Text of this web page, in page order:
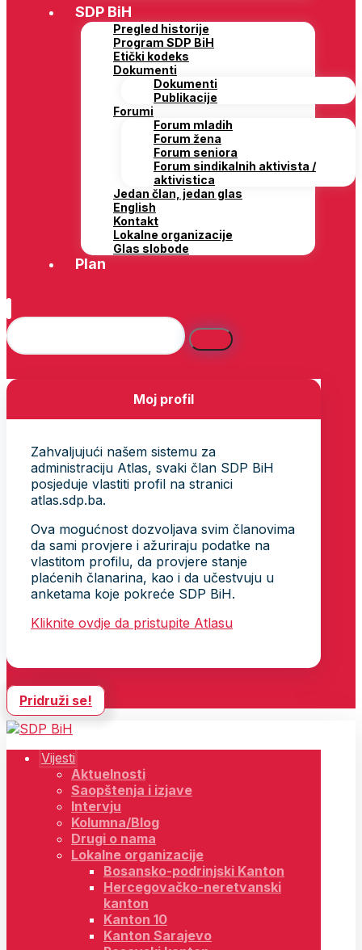
SDP BiH
Pregled historije
Program SDP BiH
Etički kodeks
Dokumenti
Dokumenti
Publikacije
Forumi
Forum mladih
Forum žena
Forum seniora
Forum sindikalnih aktivista /
aktivistica
Jedan član, jedan glas
English
Kontakt
Lokalne organizacije
Glas slobode
Plan
Moj profil
Zahvaljujući našem sistemu za
administraciju Atlas, svaki član SDP BiH
posjeduje vlastiti profil na stranici
atlas.sdp.ba.
Ova mogućnost dozvoljava svim članovima
da sami provjere i ažuriraju podatke na
vlastitom profilu, da provjere stanje
plaćenih članarina, kao i da učestvuju u
anketama koje pokreće SDP BiH.
Kliknite ovdje da pristupite Atlasu
Pridruži se!
Vijesti
Aktuelnosti
Saopštenja i izjave
Intervju
Kolumna/Blog
Drugi o nama
Lokalne organizacije
Bosansko-podrinjski Kanton
Hercegovačko-neretvanski
kanton
Kanton 10
Kanton Sarajevo